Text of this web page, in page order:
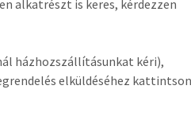
alkatrészt is keres, kérdezzen
házhozszállításunkat kéri),
elküldéséhez